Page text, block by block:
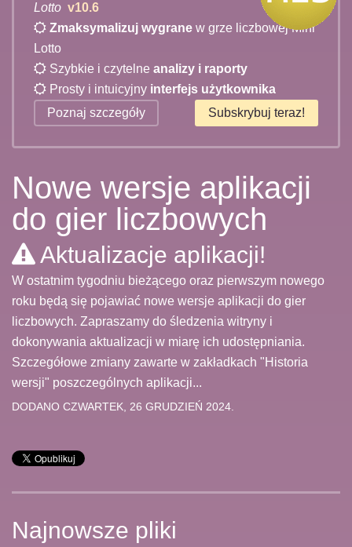
Lotto v10.6
Zmaksymalizuj wygrane w grze liczbowej Mini
Lotto
Szybkie i czytelne analizy i raporty
Prosty i intuicyjny interfejs użytkownika
Poznaj szczegóły
Subskrybuj teraz!
Nowe wersje aplikacji
do gier liczbowych
Aktualizacje aplikacji!
W ostatnim tygodniu bieżącego oraz pierwszym nowego
roku będą się pojawiać nowe wersje aplikacji do gier
liczbowych. Zapraszamy do śledzenia witryny i
dokonywania aktualizacji w miarę ich udostępniania.
Szczegółowe zmiany zawarte w zakładkach "Historia
wersji" poszczególnych aplikacji...
DODANO CZWARTEK, 26 GRUDZIEŃ 2024.
Najnowsze pliki